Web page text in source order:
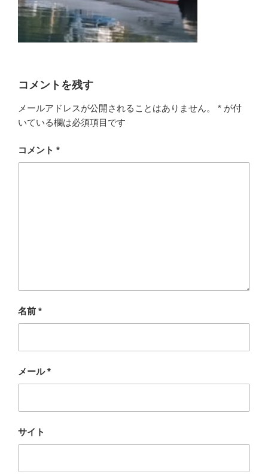
コメントを残す
メールアドレスが公開されることはありません。 * が付
いている欄は必須項目です
コメント *
名前 *
メール*
サイト